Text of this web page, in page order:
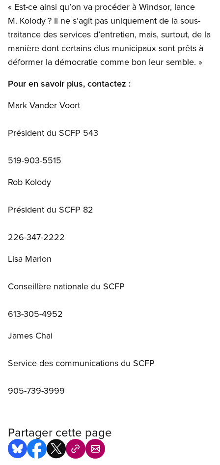
« Est-ce ainsi qu’on va procéder à Windsor, lance
M. Kolody ? Il ne s’agit pas uniquement de la sous-
traitance des services d’entretien, mais, surtout, de la
manière dont certains élus municipaux sont prêts à
déformer la démocratie comme bon leur semble. »
Pour en savoir plus, contactez :
Mark Vander Voort
Président du SCFP 543
519-903-5515
Rob Kolody
Président du SCFP 82
226-347-2222
Lisa Marion
Conseillère nationale du SCFP
613-305-4952
James Chai
Service des communications du SCFP
905-739-3999
Partager cette page